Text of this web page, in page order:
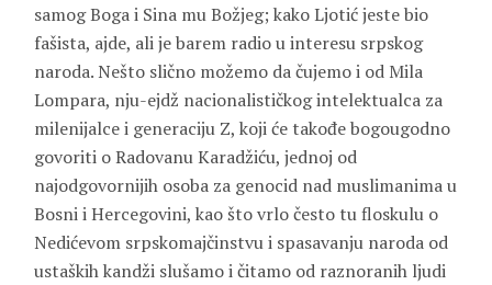
samog Boga i Sina mu Božjeg; kako Ljotić jeste bio
fašista, ajde, ali je barem radio u interesu srpskog
naroda. Nešto slično možemo da čujemo i od Mila
Lompara, nju-ejdž nacionalističkog intelektualca za
milenijalce i generaciju Z, koji će takođe bogougodno
govoriti o Radovanu Karadžiću, jednoj od
najodgovornijih osoba za genocid nad muslimanima u
Bosni i Hercegovini, kao što vrlo često tu floskulu o
Nedićevom srpskomajčinstvu i spasavanju naroda od
ustaških kandži slušamo i čitamo od raznoranih ljudi